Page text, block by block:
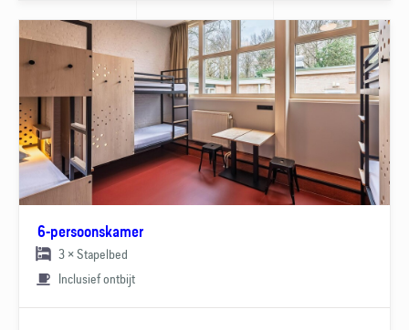
6-persoonskamer
3 × Stapelbed
Inclusief ontbijt